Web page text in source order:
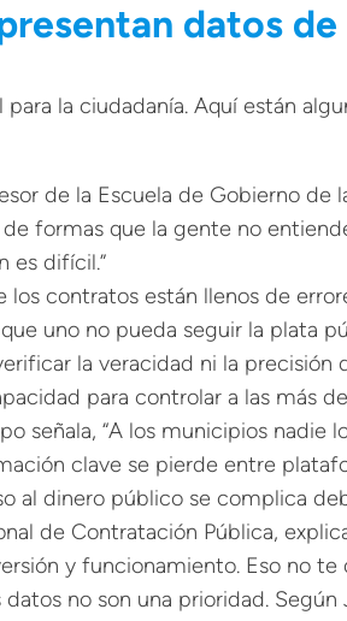
datos
la ciudadanía. Aquí están
de la Escuela de Gobierno de
formas que la gente no
es difícil.”
los contratos están llenos de
uno no pueda seguir la plata
la veracidad ni la
para controlar a las más
señala, “A los municipios nadie
clave se pierde entre
al dinero público se complica
de Contratación Pública,
y funcionamiento. Eso no
no son una prioridad.